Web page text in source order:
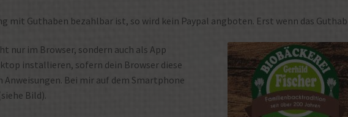
mit Guthaben bezahlbar ist, so wird kein Paypal angboten. Erst wenn das
nur im Browser, sondern auch als App
installieren, sofern dein Browser diese
Bei mir auf dem Smartphone
Bild).